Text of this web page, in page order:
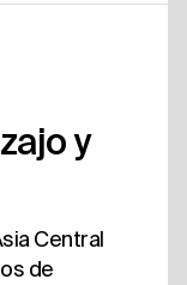
y
Central
de